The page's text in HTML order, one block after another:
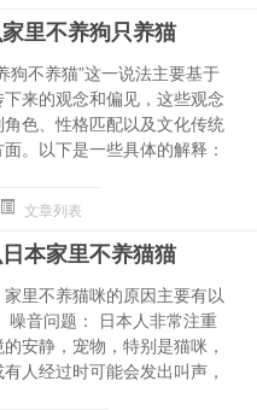
里不养狗只养猫
狗不养猫”这一说法主要基于
来的观念和偏见，这些观念
色、性格匹配以及文化传统
。以下是一些具体的解释：
文章列表
本家里不养猫猫
里不养猫咪的原因主要有以
噪音问题： 日本人非常注重
安静，宠物，特别是猫咪，
人经过时可能会发出叫声，